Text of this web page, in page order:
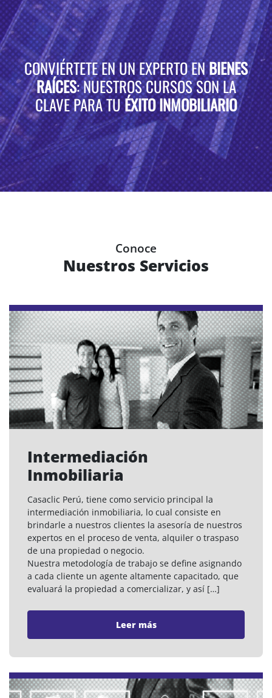
CONVIÉRTETE EN UN EXPERTO ENBIENES
RAÍCES: NUESTROS CURSOS SON LA
CLAVE PARA TUÉXITO INMOBILIARIO
Conoce
Nuestros Servicios
Intermediación
Inmobiliaria
Casaclic Perú, tiene como servicio principal la
intermediación inmobiliaria, lo cual consiste en
brindarle a nuestros clientes la asesoría de nuestros
expertos en el proceso de venta, alquiler o traspaso
de una propiedad o negocio.
Nuestra metodología de trabajo se define asignando
a cada cliente un agente altamente capacitado, que
evaluará la propiedad a comercializar, y así […]
Leer más